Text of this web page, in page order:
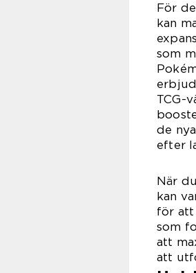
För
kan
som
TCG-
de
efter
När
kan
för att
som
att
att